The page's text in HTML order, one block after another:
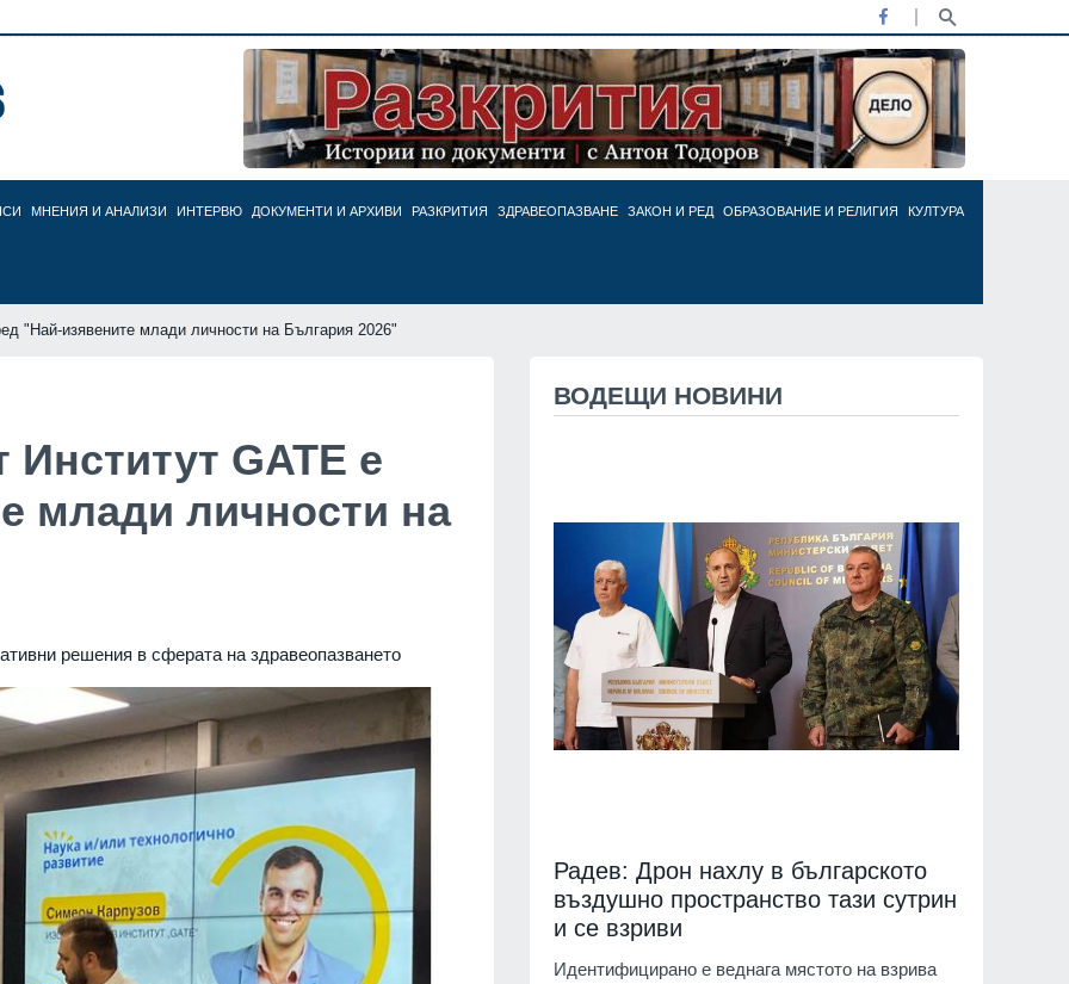
МНЕНИЯ И АНАЛИЗИ ИНТЕРВЮ ДОКУМЕНТИ И АРХИВИ РАЗКРИТИЯ ЗДРАВЕОПАЗВАНЕ ЗАКОН И РЕД ОБРАЗОВАНИЕ И РЕЛИГИЯ КУЛТУРА
"Най-изявените млади личности на България 2026"
GATE е
млади личности на
решения в сферата на здравеопазването
ВОДЕЩИ НОВИНИ
Радев: Дрон нахлу в българското
въздушно пространство тази сутрин
и се взриви
Идентифицирано е веднага мястото на взрива